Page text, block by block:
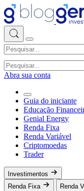
Abra sua conta
Guia do iniciante
Educação
Genial Energy
Renda Fixa
Renda Variável
Criptomoedas
Trader
Investimentos
Renda Fixa
Renda